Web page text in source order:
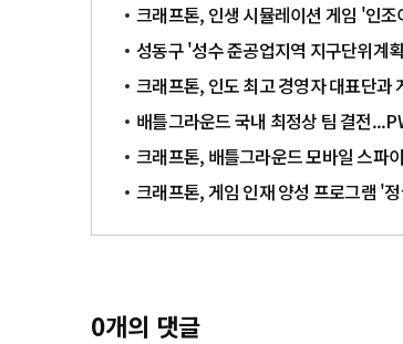
크래프톤, 인생 시뮬레이션 게임 '인
성동구 '성수 준공업지역 지구단위계
크래프톤, 인도 최고 경영자 대표단과
배틀그라운드 국내 최정상 팀 결전
크래프톤, 배틀그라운드 모바일 스파
크래프톤, 게임 인재 양성 프로그램 '
0개의 댓글